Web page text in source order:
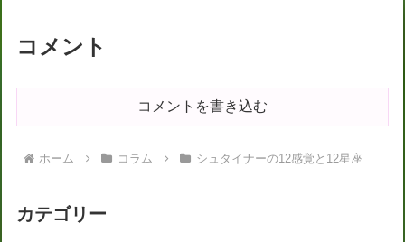
コメント
コメントを書き込む
ホーム コラム シュタイナーの12感覚と12星座
カテゴリー